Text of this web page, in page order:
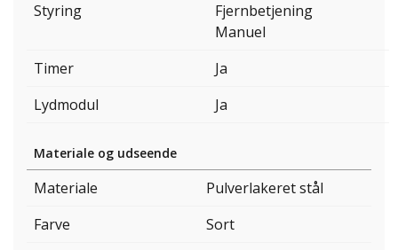
Styring
Fjernbetjening
Manuel
Timer
Ja
Lydmodul
Ja
Materiale og udseende
Materiale
Pulverlakeret stål
Farve
Sort